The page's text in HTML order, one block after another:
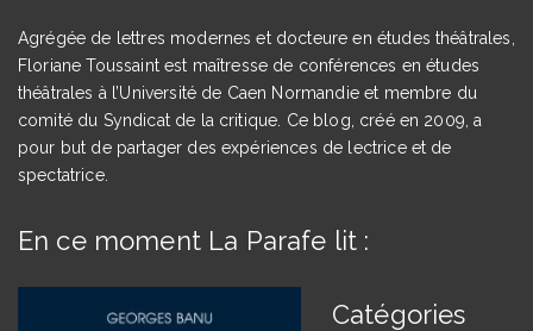
Agrégée de lettres modernes et docteure en études théâtrales,
Floriane Toussaint est maîtresse de conférences en études
théâtrales à l’Université de Caen Normandie et membre du
comité du Syndicat de la critique. Ce blog, créé en 2009, a
pour but de partager des expériences de lectrice et de
spectatrice.
En ce moment La Parafe lit :
Catégories